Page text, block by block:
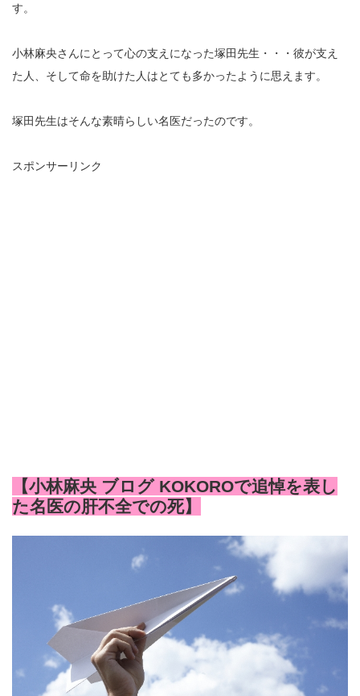
す。
小林麻央さんにとって心の支えになった塚田先生・・・彼が支え
た人、そして命を助けた人はとても多かったように思えます。
塚田先生はそんな素晴らしい名医だったのです。
スポンサーリンク
【小林麻央 ブログ KOKOROで追悼を表し
た名医の肝不全での死】